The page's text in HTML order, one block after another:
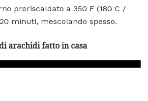
preriscaldato a 350 F (180 C /
minuti, mescolando spesso.
arachidi fatto in casa